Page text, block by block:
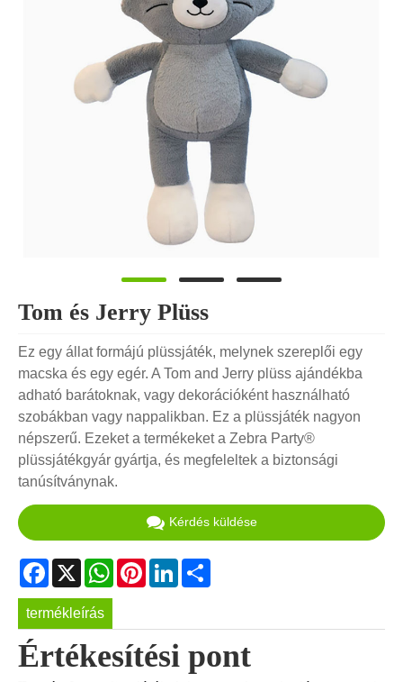
Tom és Jerry Plüss
Ez egy állat formájú plüssjáték, melynek szereplői egy
macska és egy egér. A Tom and Jerry plüss ajándékba
adható barátoknak, vagy dekorációként használható
szobákban vagy nappalikban. Ez a plüssjáték nagyon
népszerű. Ezeket a termékeket a Zebra Party®
plüssjátékgyár gyártja, és megfeleltek a biztonsági
tanúsítványnak.
Kérdés küldése
Facebook
X WhatsApp
PinterestLinkedIn
termékleírás
Értékesítési pont